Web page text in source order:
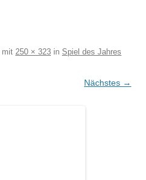
mit 250 × 323 in Spiel des Jahres
Nächstes →